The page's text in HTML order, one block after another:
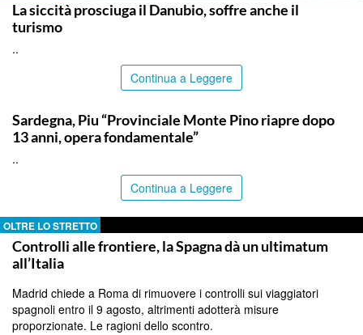
La siccità prosciuga il Danubio, soffre anche il
turismo
..
Continua a Leggere
Sardegna, Piu “Provinciale Monte Pino riapre dopo
13 anni, opera fondamentale”
..
Continua a Leggere
OLTRE LO STRETTO
Controlli alle frontiere, la Spagna dà un ultimatum
all’Italia
Madrid chiede a Roma di rimuovere i controlli sui viaggiatori
spagnoli entro il 9 agosto, altrimenti adotterà misure
proporzionate. Le ragioni dello scontro.